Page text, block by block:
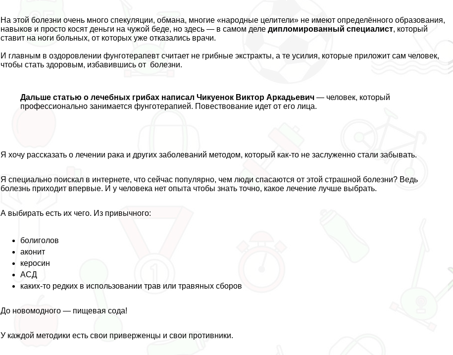
На этой болезни очень много спекуляции, обмана, многие «народные целители» не имеют определённого образования,
навыков и просто косят деньги на чужой беде, но здесь — в самом деледипломированный специалист, который
ставит на ноги больных, от которых уже отказались врачи.
И главным в оздоровлении фунготерапевт считает не грибные экстpaкты, а те усилия, которые приложит сам человек,
чтобы стать здоровым, избавившись от болезни.
Дальше статью о лечебных грибах написал Чикуенок Виктор Аркадьевич — человек, который
профессионально занимается фунготерапией. Повествование идет от его лица.
Я хочу рассказать о лечении paка и других заболеваний методом, который как-то не заслуженно стали забывать.
Я специально поискал в интернете, что сейчас популярно, чем люди спасаются от этой страшной болезни? Ведь
болезнь приходит впервые. И у человека нет опыта чтобы знать точно, какое лечение лучше выбрать.
А выбирать есть их чего. Из привычного:
болиголов
аконит
керосин
АСД
каких-то редких в использовании трав или травяных сборов
До новомодного — пищевая сода!
У каждой методики есть свои приверженцы и свои противники.